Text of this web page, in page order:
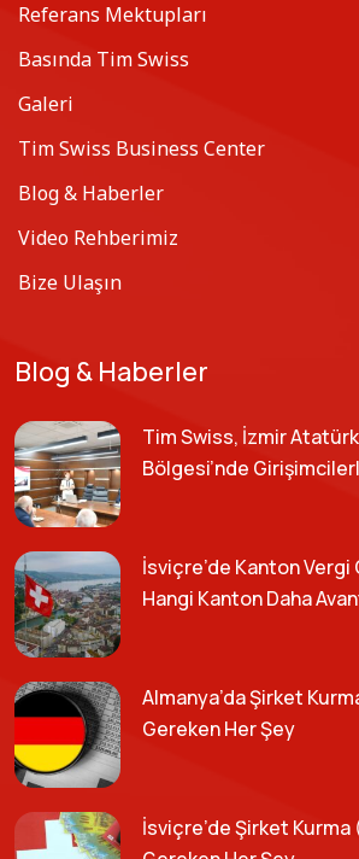
Referans Mektupları
Basında Tim Swiss
Galeri
Tim Swiss Business Center
Blog & Haberler
Video Rehberimiz
Bize Ulaşın
Blog & Haberler
Tim Swiss, İzmir
Bölgesi’nde
İsviçre’de Kanton Vergi
Hangi Kanton Daha
Almanya’da Şirket
Gereken Her Şey
İsviçre’de Şirket